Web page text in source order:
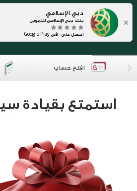
×
دبي الإسلامي
بنك دبي الإسلامي للتمويل
احصل على - في Google Play
افتح حساب
استمتع بقيادة